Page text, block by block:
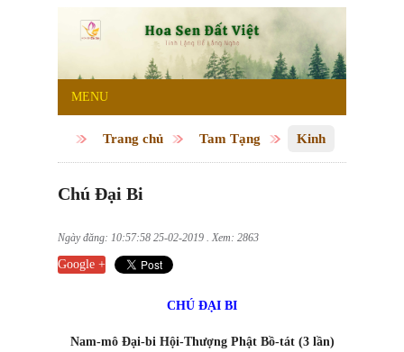
MENU
Trang chủ Tam Tạng Kinh
Chú Đại Bi
Ngày đăng: 10:57:58 25-02-2019 . Xem: 2863
Google +
CHÚ ĐẠI BI
Nam-mô Đại-bi Hội-Thượng Phật Bồ-tát (3 lần)